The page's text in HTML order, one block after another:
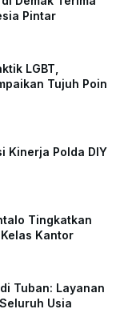
Pintar
LGBT,
Tujuh Poin
Kinerja Polda DIY
Tingkatkan
Kantor
Tuban: Layanan
Usia